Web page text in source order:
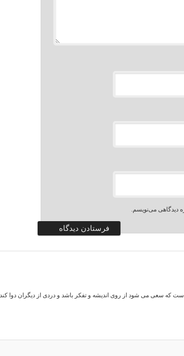
دیدگاهی می‌نویسم.
که سعی می شود از روی اندیشه و تفکر باشد و دردی از دیگران دوا کند.